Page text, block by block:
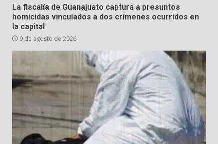
Incendio en taller mecánico de
Puerto de Águila:
6
Inauguran la Galería Historia y
Arte en Cartonería
7 de agosto de 2026
Valle de Santiago refuerza
seguridad con nuevas unidades
La fiscalía de Guanajuato captura a presuntos
homicidas vinculados a dos crímenes ocurridos en
la capital
9 de agosto de 2026